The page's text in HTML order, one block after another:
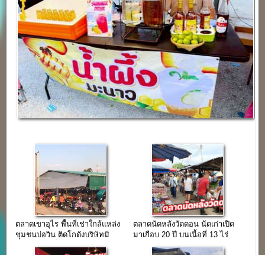
ตลาดเขาอุไร พื้นที่เช่าใกล้แหล่ง
ชุมชนบ่อวิน ติดโกดังบริษัทมิ
ชลิน แล้วเสร็จใน 2 ปี
ตลาดนัดหลังวัดดอน นัดเก่าเปิด
มาเกือบ 20 ปี บนเนื้อที่ 13 ไร่